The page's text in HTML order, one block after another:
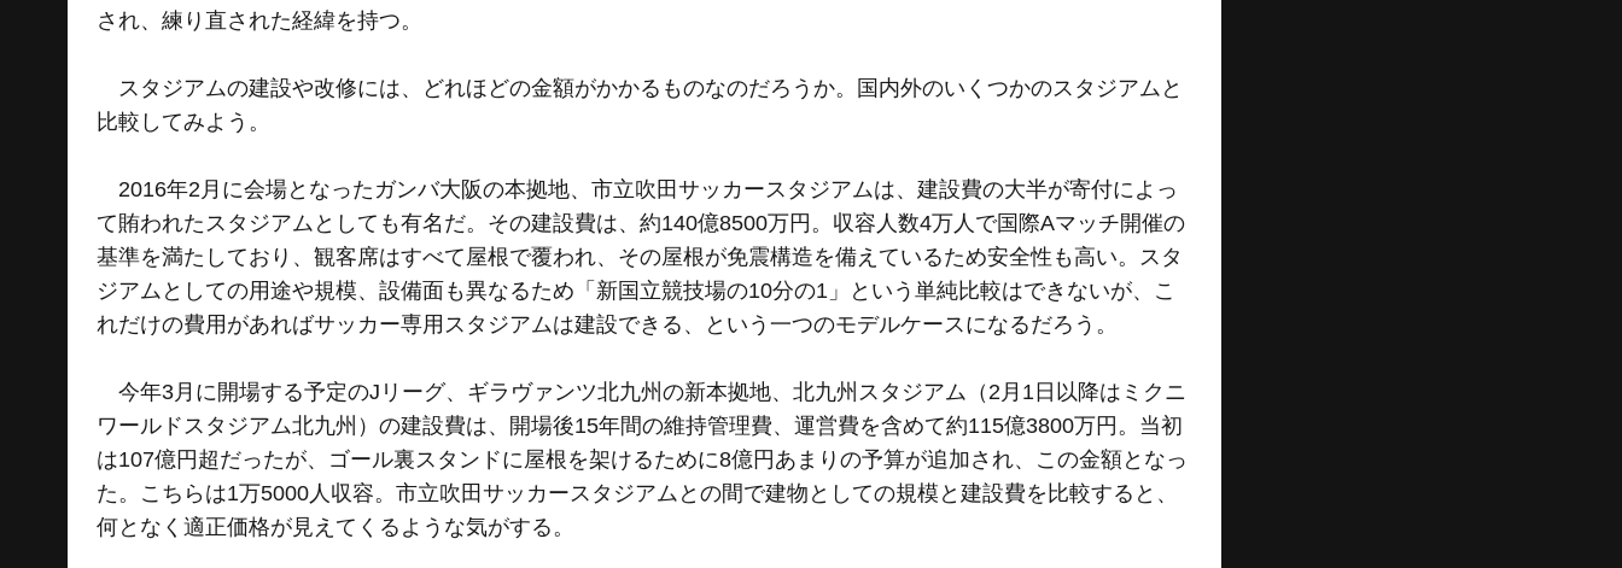
され、練り直された経緯を持つ。
スタジアムの建設や改修には、どれほどの金額がかかるものなのだろうか。国内外のいくつかのスタジアムと
比較してみよう。
2016年2月に会場となったガンバ大阪の本拠地、市立吹田サッカースタジアムは、建設費の大半が寄付によっ
て賄われたスタジアムとしても有名だ。その建設費は、約140億8500万円。収容人数4万人で国際Aマッチ開催の
基準を満たしており、観客席はすべて屋根で覆われ、その屋根が免震構造を備えているため安全性も高い。スタ
ジアムとしての用途や規模、設備面も異なるため「新国立競技場の10分の1」という単純比較はできないが、こ
れだけの費用があればサッカー専用スタジアムは建設できる、という一つのモデルケースになるだろう。
今年3月に開場する予定のJリーグ、ギラヴァンツ北九州の新本拠地、北九州スタジアム（2月1日以降はミクニ
ワールドスタジアム北九州）の建設費は、開場後15年間の維持管理費、運営費を含めて約115億3800万円。当初
は107億円超だったが、ゴール裏スタンドに屋根を架けるために8億円あまりの予算が追加され、この金額となっ
た。こちらは1万5000人収容。市立吹田サッカースタジアムとの間で建物としての規模と建設費を比較すると、
何となく適正価格が見えてくるような気がする。